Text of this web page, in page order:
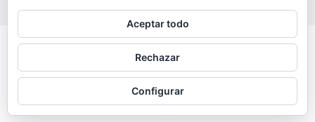
Todos los textos y fotografías de
www.viajesyfotografia.comson propiedad de su autor
y están protegidos por © Copyright
Aceptar todo
Rechazar
Configurar